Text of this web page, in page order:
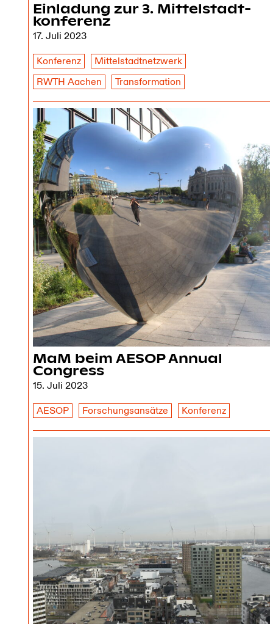
Einladung zur 3. Mittelstadt­
konferenz
17. Juli 2023
Konferenz
Mittelstadtnetzwerk
RWTH Aachen
Transformation
MaM beim AESOP Annual
Congress
15. Juli 2023
AESOP Forschungsansätze Konferenz